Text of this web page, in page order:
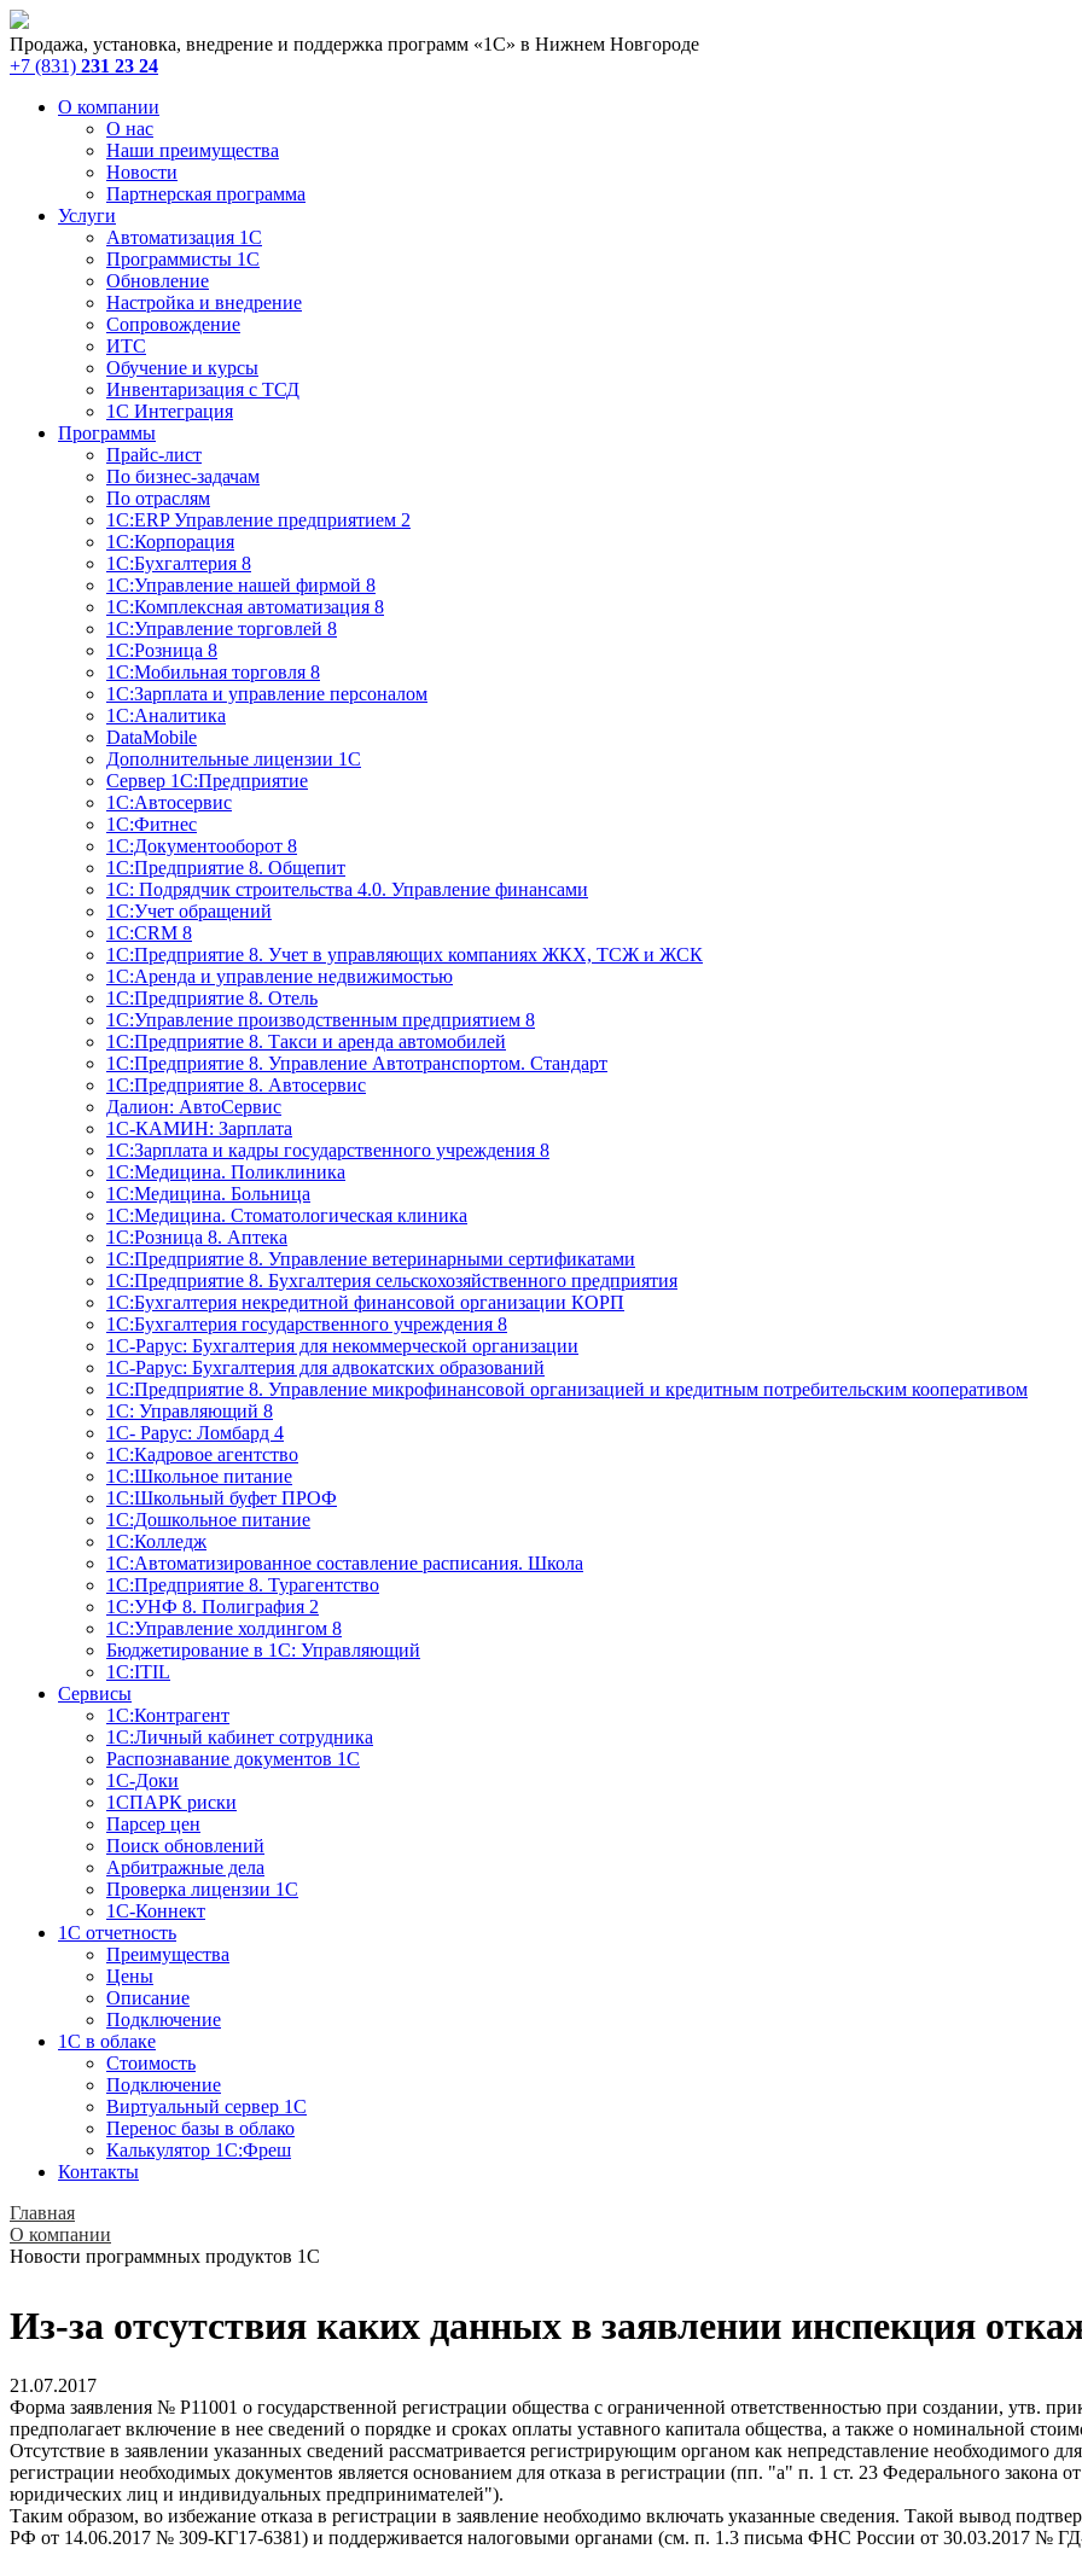
Продажа, установка, внедрение и поддержка программ «1С» в Нижнем Новгороде
+7 (831) 231 23 24
О компании
О нас
Наши преимущества
Новости
Партнерская программа
Услуги
Автоматизация 1С
Программисты 1С
Обновление
Настройка и внедрение
Сопровождение
ИТС
Обучение и курсы
Инвентаризация с ТСД
1С Интеграция
Программы
Прайс-лист
По бизнес-задачам
По отраслям
1C:ERP Управление предприятием 2
1С:Корпорация
1С:Бухгалтерия 8
1С:Управление нашей фирмой 8
1С:Комплексная автоматизация 8
1С:Управление торговлей 8
1С:Розница 8
1С:Мобильная торговля 8
1С:Зарплата и управление персоналом
1С:Аналитика
DataMobile
Дополнительные лицензии 1С
Сервер 1С:Предприятие
1С:Автосервис
1С:Фитнес
1С:Документооборот 8
1С:Предприятие 8. Общепит
1С: Подрядчик строительства 4.0. Управление финансами
1С:Учет обращений
1C:CRM 8
1С:Предприятие 8. Учет в управляющих компаниях ЖКХ, ТСЖ и ЖСК
1С:Аренда и управление недвижимостью
1С:Предприятие 8. Отель
1C:Управление производственным предприятием 8
1C:Предприятие 8. Такси и аренда автомобилей
1С:Предприятие 8. Управление Автотранспортом. Стандарт
1C:Предприятие 8. Автосервис
Далион: АвтоСервис
1С-КАМИН: Зарплата
1С:Зарплата и кадры государственного учреждения 8
1С:Медицина. Поликлиника
1С:Медицина. Больница
1С:Медицина. Стоматологическая клиника
1С:Розница 8. Аптека
1C:Предприятие 8. Управление ветеринарными сертификатами
1С:Предприятие 8. Бухгалтерия сельскохозяйственного предприятия
1C:Бухгалтерия некредитной финансовой организации КОРП
1С:Бухгалтерия государственного учреждения 8
1С-Рарус: Бухгалтерия для некоммерческой организации
1С-Рарус: Бухгалтерия для адвокатских образований
1С:Предприятие 8. Управление микрофинансовой организацией и кредитным потребительским кооперативом
1С: Управляющий 8
1С- Рарус: Ломбард 4
1С:Кадровое агентство
1С:Школьное питание
1С:Школьный буфет ПРОФ
1C:Дошкольное питание
1С:Колледж
1С:Автоматизированное составление расписания. Школа
1С:Предприятие 8. Турагентство
1С:УНФ 8. Полиграфия 2
1С:Управление холдингом 8
Бюджетирование в 1С: Управляющий
1С:ITIL
Сервисы
1C:Контрагент
1С:Личный кабинет сотрудника
Распознавание документов 1С
1С-Доки
1CПАРК риски
Парсер цен
Поиск обновлений
Арбитражные дела
Проверка лицензии 1С
1С-Коннект
1C отчетность
Преимущества
Цены
Описание
Подключение
1С в облаке
Стоимость
Подключение
Виртуальный сервер 1С
Перенос базы в облако
Калькулятор 1С:Фреш
Контакты
Главная
О компании
Новости программных продуктов 1С
Из-за отсутствия каких данных в заявлении инспекция
21.07.2017
Форма заявления № Р11001 о государственной регистрации общества с ограниченной ответственностью при создании,
предполагает включение в нее сведений о порядке и сроках оплаты уставного капитала общества, а также о номинальной
Отсутствие в заявлении указанных сведений рассматривается регистрирующим органом как непредставление необходимого
регистрации необходимых документов является основанием для отказа в регистрации (пп. "а" п. 1 ст. 23 Федерального
юридических лиц и индивидуальных предпринимателей").
Таким образом, во избежание отказа в регистрации в заявление необходимо включать указанные сведения. Такой вывод
РФ от 14.06.2017 № 309-КГ17-6381) и поддерживается налоговыми органами (см. п. 1.3 письма ФНС России от 30.03.2017 №